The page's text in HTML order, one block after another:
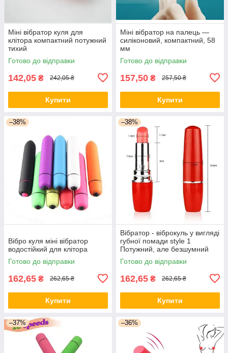
Міні вібратор куля для
клітора компактний потужний
тихий
Готово до відправки
142,05 ₴ 242,05 ₴
Купити
Міні вібратор на палець —
силіконовий, компактний, 58
мм
Готово до відправки
157,50 ₴ 257,50 ₴
Купити
–38%
Вібро куля міні вібратор
водостійкий для клітора
Готово до відправки
162,65 ₴ 262,65 ₴
Купити
–38%
Вібратор - віброкуль у вигляді
губної помади style 1
Потужний, але безшумний
моторчик Знижка aiw
Готово до відправки
162,65 ₴ 262,65 ₴
Купити
–37% –36%